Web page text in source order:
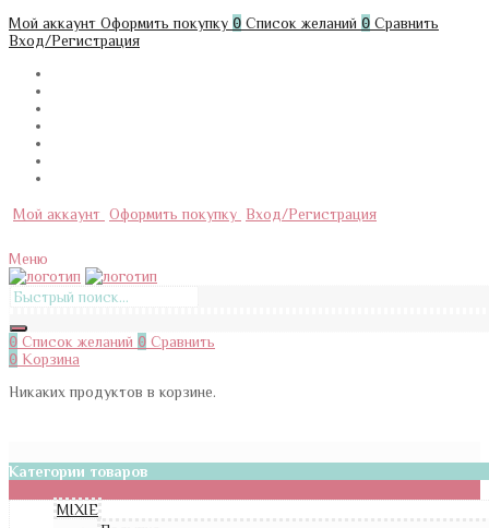
Мой аккаунт Оформить покупку 0 Список желаний 0 Сравнить
Вход/Регистрация
Мой аккаунт Оформить покупку Вход/Регистрация
Меню
0 Список желаний 0 Сравнить
0 Корзина
Никаких продуктов в корзине.
Категории товаров
MIXIE